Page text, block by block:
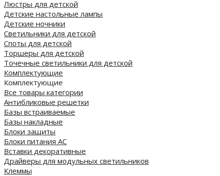
Люстры для детской
Детские настольные лампы
Детские ночники
Светильники для детской
Споты для детской
Торшеры для детской
Точечные светильники для детской
Комплектующие
Комплектующие
Все товары категории
Антибликовые решетки
Базы встраиваемые
Базы накладные
Блоки защиты
Блоки питания AC
Вставки декоративные
Драйверы для модульных светильников
Клеммы